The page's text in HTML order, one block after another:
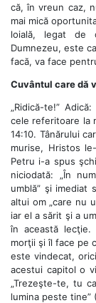
că, în vreun caz,
mai mică
loială, legat de
Dumnezeu, este
facă, va face
Cuvântul care dă
„Ridică-te!”
cele referitoare la
14:10. Tânărului
murise, Hristos
Petru i-a spus
niciodată: „În
umblă” şi imediat
altui om „care nu
iar el a sărit şi a
în această lecţie.
morţii şi îl face pe
este vindecat,
acestui capitol o
„Trezeşte-te, tu
lumina peste tine”